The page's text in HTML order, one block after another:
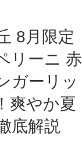
8月限定
リーニ 赤
ガーリッ
爽やか夏
底解説